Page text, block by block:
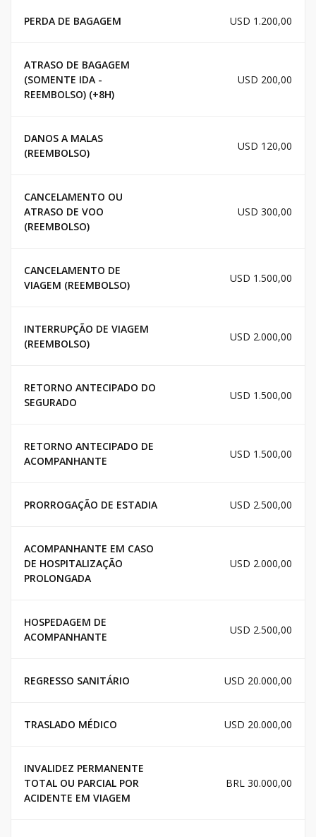
PERDA DE BAGAGEM USD 1.200,00
ATRASO DE BAGAGEM
(SOMENTE IDA -
REEMBOLSO) (+8H)
USD 200,00
DANOS A MALAS
(REEMBOLSO)
USD 120,00
CANCELAMENTO OU
ATRASO DE VOO
(REEMBOLSO)
USD 300,00
CANCELAMENTO DE
VIAGEM (REEMBOLSO)
USD 1.500,00
INTERRUPÇÃO DE VIAGEM
(REEMBOLSO)
USD 2.000,00
RETORNO ANTECIPADO DO
SEGURADO
USD 1.500,00
RETORNO ANTECIPADO DE
ACOMPANHANTE
USD 1.500,00
PRORROGAÇÃO DE ESTADIA USD 2.500,00
ACOMPANHANTE EM CASO
DE HOSPITALIZAÇÃO
PROLONGADA
USD 2.000,00
HOSPEDAGEM DE
ACOMPANHANTE
USD 2.500,00
REGRESSO SANITÁRIO USD 20.000,00
TRASLADO MÉDICO USD 20.000,00
INVALIDEZ PERMANENTE
TOTAL OU PARCIAL POR
ACIDENTE EM VIAGEM
BRL 30.000,00